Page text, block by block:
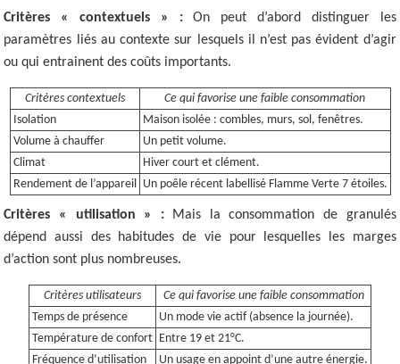
Critères « contextuels » :On peut d’abord distinguer les
paramètres liés au contexte sur lesquels il n’est pas évident d’agir
ou qui entrainent des coûts importants.
Critères contextuels
Ce qui favorise une faible consommation
Isolation
Maison isolée : combles, murs, sol, fenêtres.
Volume à chauffer
Un petit volume.
Climat
Hiver court et clément.
Rendement de l’appareil Un poêle récent labellisé Flamme Verte 7 étoiles.
Critères « utilisation » :Mais la consommation de granulés
dépend aussi des habitudes de vie pour lesquelles les marges
d’action sont plus nombreuses.
Critères utilisateurs
Ce qui favorise une faible consommation
Temps de présence
Un mode vie actif (absence la journée).
Température de confort Entre 19 et 21°C.
Fréquence d’utilisation
Un usage en appoint d’une autre énergie.